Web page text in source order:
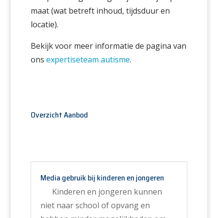
maat (wat betreft inhoud, tijdsduur en
locatie).
Bekijk voor meer informatie de pagina van
ons expertiseteam autisme.
Overzicht Aanbod
Media gebruik bij kinderen en jongeren
Kinderen en jongeren kunnen
niet naar school of opvang en